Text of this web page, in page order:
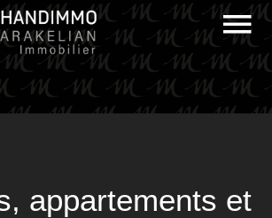
appartements et